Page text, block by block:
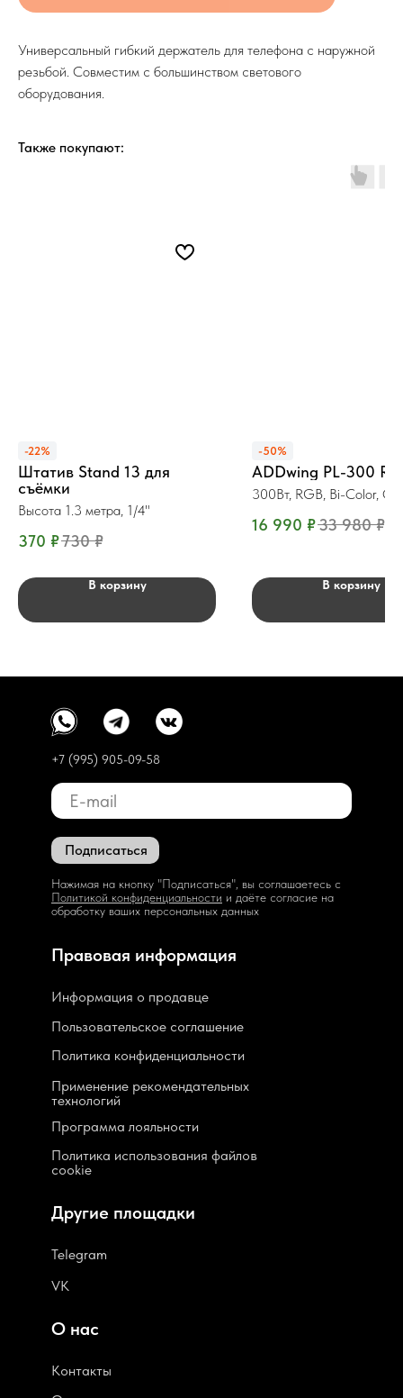
Универсальный гибкий держатель для телефона с наружной
резьбой. Совместим с большинством светового
оборудования.
Также покупают:
-22%
Штатив Stand 13 для
съёмки
Высота 1.3 метра, 1/4"
370 ₽730 ₽
В корзину
-50%
ADDwing PL-300
300Вт, RGB, Bi-Color,
16 990 ₽33 980 ₽
В корзину
Подписаться
Нажимая на кнопку "Подписаться", вы соглашаетесь с
Политикой конфиденциальности и даёте согласие на
обработку ваших персональных данных
Пользовательское соглашение
Политика конфиденциальности
Программа лояльности
Политика использования файлов
cookie
Применение рекомендательных
технологий
Информация о продавце
Контакты
Telegram
VK
Правовая информация
О нас
Другие площадки
+7 (995) 905-09-58